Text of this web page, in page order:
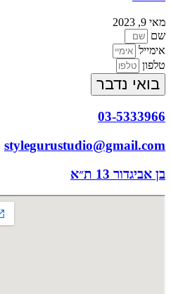
מאי 9, 2023
שם
אימייל
טלפון
בואי נדבר
03-5333966
stylegurustudio@gmail.com
בן אביגדור 13 ת״א